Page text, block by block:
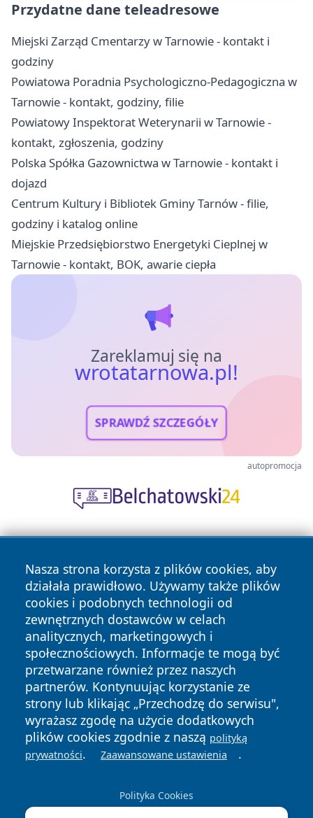
Przydatne dane teleadresowe
Miejski Zarząd Cmentarzy w Tarnowie - kontakt i
godziny
Powiatowa Poradnia Psychologiczno-Pedagogiczna w
Tarnowie - kontakt, godziny, filie
Powiatowy Inspektorat Weterynarii w Tarnowie -
kontakt, zgłoszenia, godziny
Polska Spółka Gazownictwa w Tarnowie - kontakt i
dojazd
Centrum Kultury i Bibliotek Gminy Tarnów - filie,
godziny i katalog online
Miejskie Przedsiębiorstwo Energetyki Cieplnej w
Tarnowie - kontakt, BOK, awarie ciepła
Zareklamuj się na
wrotatarnowa.pl!
SPRAWDŹ SZCZEGÓŁY
autopromocja
Nasza strona korzysta z plików cookies, aby
działała prawidłowo. Używamy także plików
cookies i podobnych technologii od
zewnętrznych dostawców w celach
analitycznych, marketingowych i
społecznościowych. Informacje te mogą być
przetwarzane również przez naszych
partnerów. Kontynuując korzystanie ze
strony lub klikając „Przechodzę do serwisu",
wyrażasz zgodę na użycie dodatkowych
plików cookies zgodnie z naszą polityką
prywatności. Zaawansowane ustawienia .
Polityka Cookies
Copyright © 2026 wrotatarnowa.pl Wszystkie prawa
zastrzeżone.
News Autorzy
Polityka
Prywatności
Polityka
Cookies